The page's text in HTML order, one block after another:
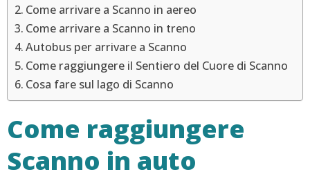
Come arrivare a Scanno in aereo
Come arrivare a Scanno in treno
Autobus per arrivare a Scanno
Come raggiungere il Sentiero del Cuore di Scanno
Cosa fare sul lago di Scanno
Come raggiungere
Scanno in auto